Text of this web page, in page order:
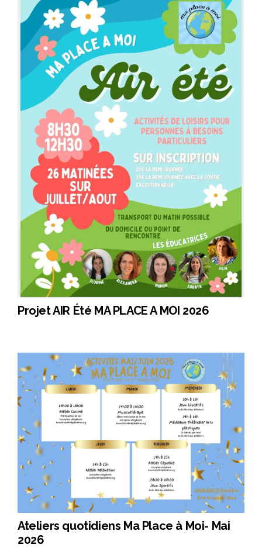
Projet AIR Été MA PLACE A MOI 2026
Ateliers quotidiens Ma Place à Moi- Mai
2026